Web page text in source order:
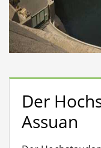
Der
Assuan